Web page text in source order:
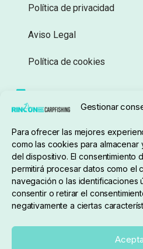
Gestionar
Para ofrecer las mejores
como las cookies para
del dispositivo. El consentimiento
permitirá procesar datos como el
navegación o las identificaciones
consentir o retirar el
negativamente a ciertas
Política de privacidad
Aviso Legal
Política de cookies
Sobre nosotros